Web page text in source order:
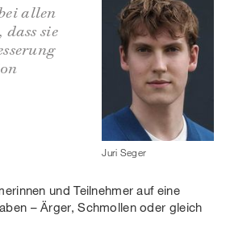
Juri Seger
allen
sie
und Teilnehmer auf eine
– Ärger, Schmollen oder gleich